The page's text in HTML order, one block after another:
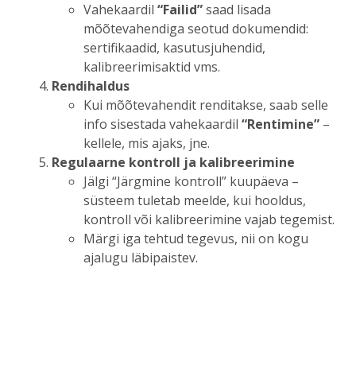
Vahekaardil “Failid”saad lisada
mõõtevahendiga seotud dokumendid:
sertifikaadid, kasutusjuhendid,
kalibreerimisaktid vms.
Rendihaldus
Kui mõõtevahendit renditakse, saab selle
info sisestada vahekaardil “Rentimine” –
kellele, mis ajaks, jne.
Regulaarne kontroll ja kalibreerimine
Jälgi “Järgmine kontroll” kuupäeva –
süsteem tuletab meelde, kui hooldus,
kontroll või kalibreerimine vajab tegemist.
Märgi iga tehtud tegevus, nii on kogu
ajalugu läbipaistev.